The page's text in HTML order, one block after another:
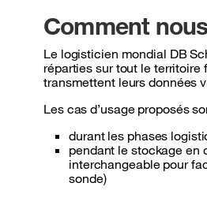
Comment
Le logisticien mondial DB
réparties sur tout le
transmettent leurs données
Les cas d’usage proposés
durant les phases
pendant le stockage en
interchangeable pour
sonde)